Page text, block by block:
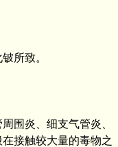
所致。
围炎、细支气管炎、
接触较大量的毒物之